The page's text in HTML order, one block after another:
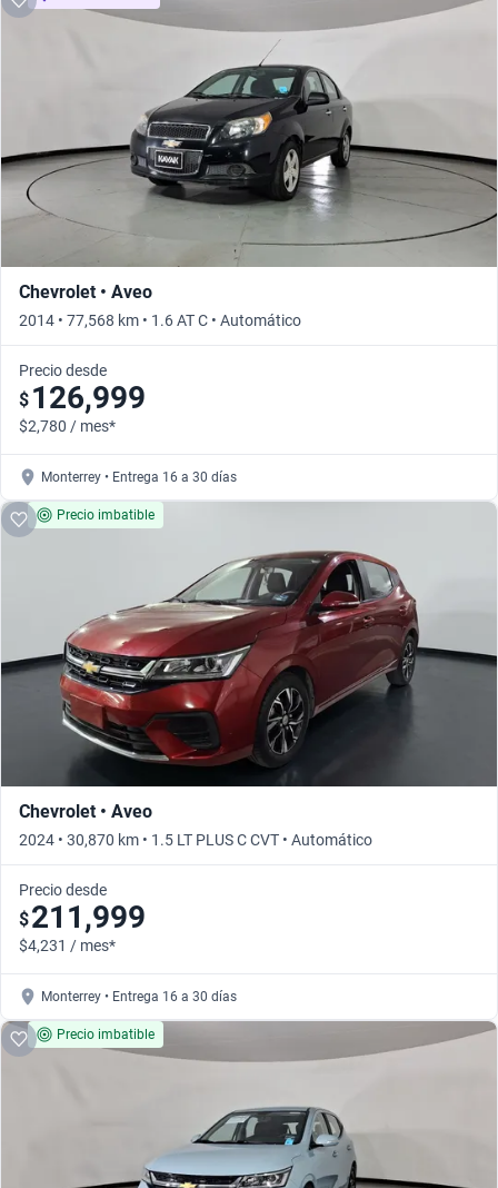
Chevrolet • Aveo
2014 • 77,568 km • 1.6 AT C • Automático
Precio desde
$ 126,999
$2,780 / mes*
Monterrey • Entrega 16 a 30 días
Precio imbatible
Chevrolet • Aveo
2024 • 30,870 km • 1.5 LT PLUS C CVT • Automático
Precio desde
$211,999
$4,231 / mes*
Monterrey • Entrega 16 a 30 días
Precio imbatible